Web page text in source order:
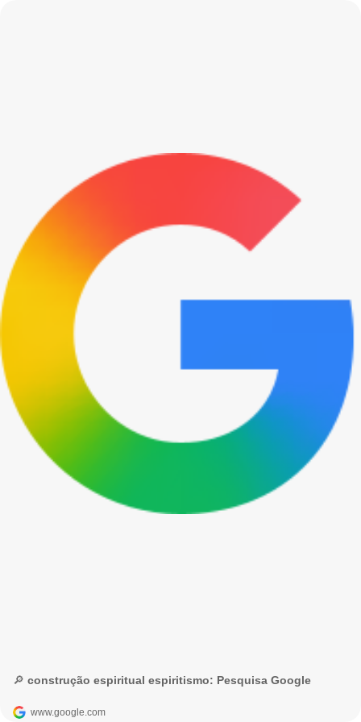
🔎 construção espiritual espiritismo: Pesquisa Google
www.google.com